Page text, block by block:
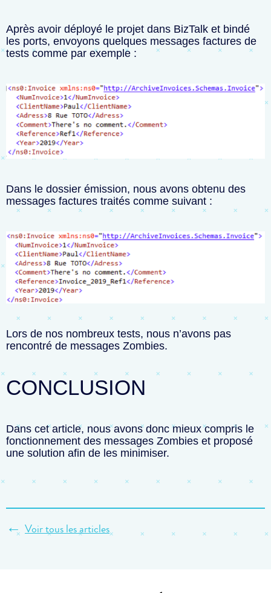
Après avoir déployé le projet dans BizTalk et bindé
les ports, envoyons quelques messages factures de
tests comme par exemple :
Dans le dossier émission, nous avons obtenu des
messages factures traités comme suivant :
Lors de nos nombreux tests, nous n’avons pas
rencontré de messages Zombies.
CONCLUSION
Dans cet article, nous avons donc mieux compris le
fonctionnement des messages Zombies et proposé
une solution afin de les minimiser.
← Voir tous les articles